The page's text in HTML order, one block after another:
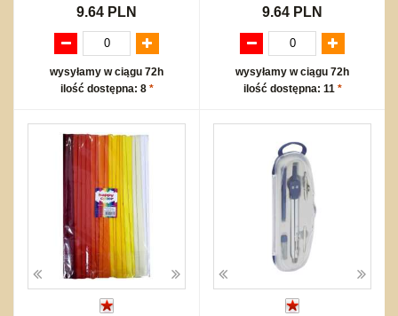
9.64 PLN
wysyłamy w ciągu 72h
ilość dostępna: 8 *
9.64 PLN
wysyłamy w ciągu 72h
ilość dostępna: 11 *